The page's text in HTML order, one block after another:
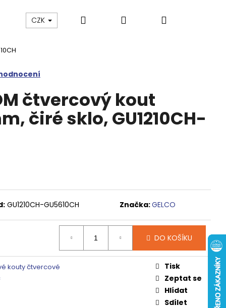
Výprodej Vany a umyvadla
CZK Hledat PřihlášeníNákupní
čtvercový kout
čiré sklo, GU1210CH-
GU1210CH-GU5610CH Značka:GELCO
DO KOŠÍKU
kouty čtvercové
Tisk
Zeptat se
Hlídat
Sdílet
SPRCHOVÉ DVEŘE
SKLO, GV1014